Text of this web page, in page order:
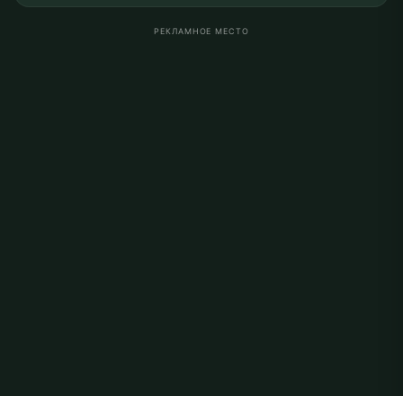
РЕКЛАМНОЕ МЕСТО